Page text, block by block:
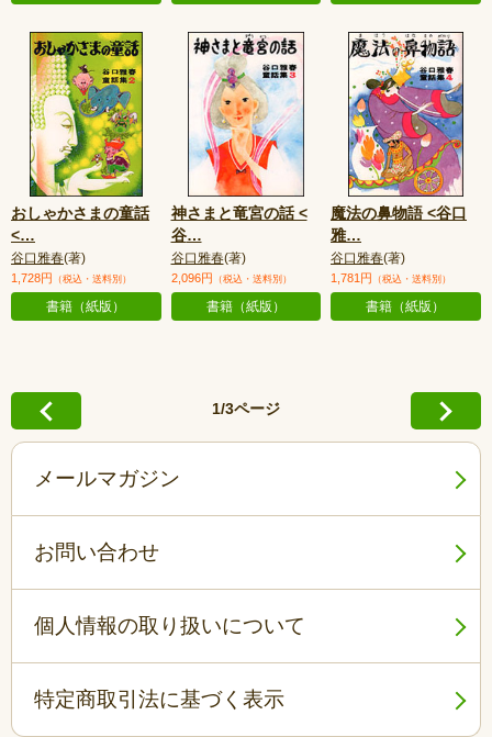
おしゃかさまの童話
<…
谷口雅春(著)
1,728円 （税込・送料別）
書籍（紙版）
神さまと竜宮の話 <
谷…
谷口雅春(著)
2,096円 （税込・送料別）
書籍（紙版）
魔法の鼻物語 <谷口
雅…
谷口雅春(著)
1,781円 （税込・送料別）
書籍（紙版）
1/3ページ
メールマガジン
お問い合わせ
個人情報の取り扱いについて
特定商取引法に基づく表示